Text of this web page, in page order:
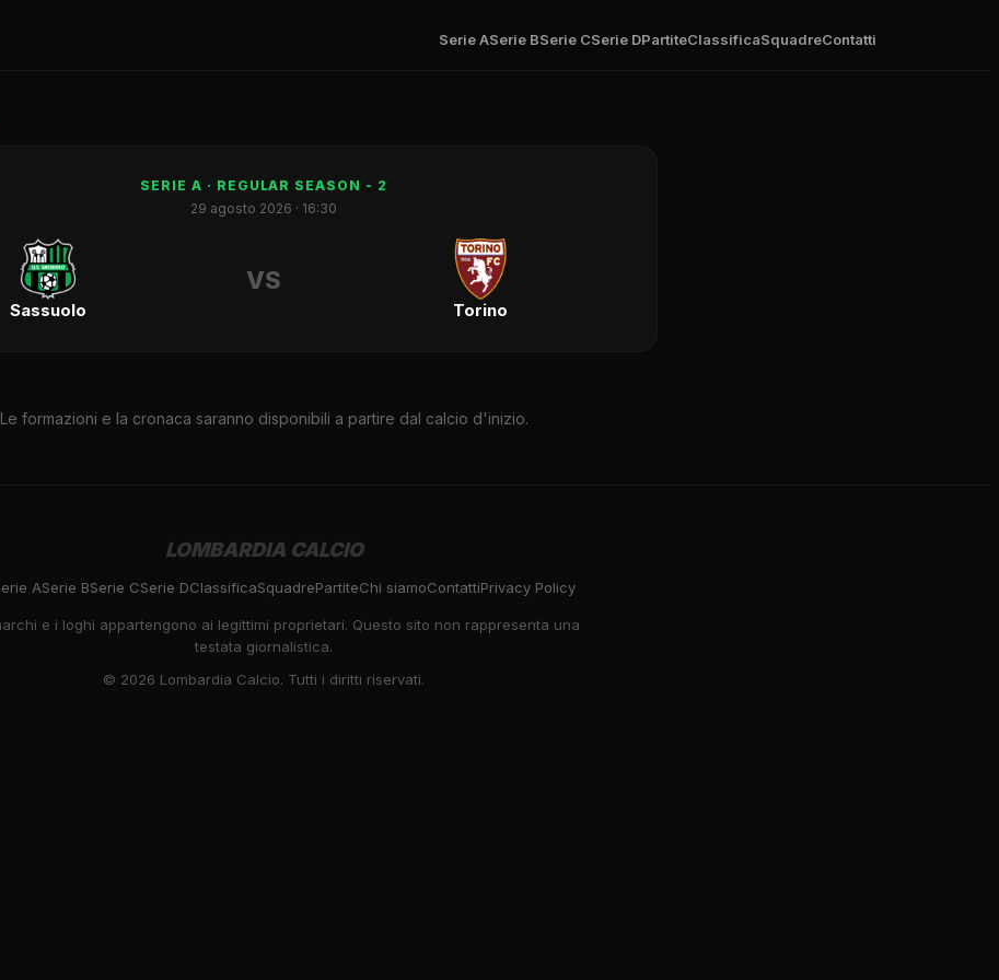
Serie ASerie BSerie CSerie DPartiteClassificaSquadreContatti
SERIE A · REGULAR SEASON - 2
29 agosto 2026 · 16:30
Sassuolo
VS
Torino
Le formazioni e la cronaca saranno disponibili a partire dal calcio d'inizio.
LOMBARDIA CALCIO
ASerie BSerie CSerie DClassificaSquadrePartiteChi siamoContattiPrivacy Policy
e i loghi appartengono ai legittimi proprietari. Questo sito non rappresenta una
testata giornalistica.
© 2026 Lombardia Calcio. Tutti i diritti riservati.